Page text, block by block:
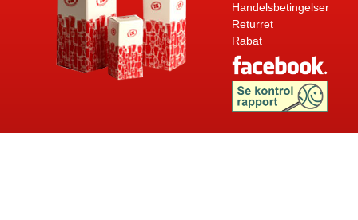
Handelsbetingelser
Returret
Rabat